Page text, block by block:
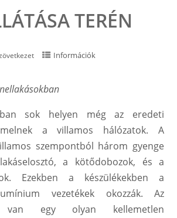
TERÉN
Információk
sok helyen még az eredeti
a villamos hálózatok. A
szempontból három gyenge
a kötődobozok, és a
Ezekben a készülékekben a
vezetékek okozzák. Az
van egy olyan kellemetlen